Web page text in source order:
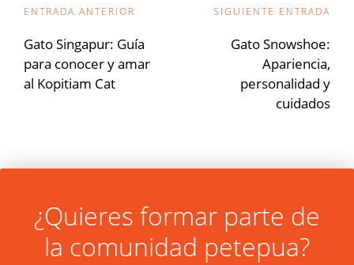
Navegación
de
entradas
ENTRADA ANTERIOR
Gato Singapur: Guía
para conocer y amar
al Kopitiam Cat
SIGUIENTE ENTRADA
Gato Snowshoe:
Apariencia,
personalidad y
cuidados
¿Quieres formar parte de
la comunidad petepua?